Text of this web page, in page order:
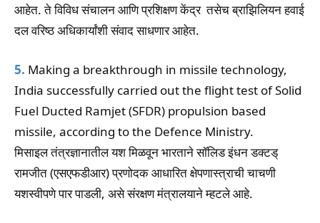
आहेत. ते विविध संचालन आणि प्रशिक्षण केंद्र तसेच ब्राझिलियन हवाई
दल वरिष्ठ अधिकार्यांशी संवाद साधणार आहेत.
5. Making a breakthrough in missile technology,
India successfully carried out the flight test of Solid
Fuel Ducted Ramjet (SFDR) propulsion based
missile, according to the Defence Ministry.
मिसाइल तंत्रज्ञानातील यश मिळवून भारताने सॉलिड इंधन डक्टड्
रामजीत (एसएफडीआर) प्रणोदक आधारित क्षेपणास्त्राची चाचणी
यशस्वीपणे पार पाडली, असे संरक्षण मंत्रालयाने म्हटले आहे.